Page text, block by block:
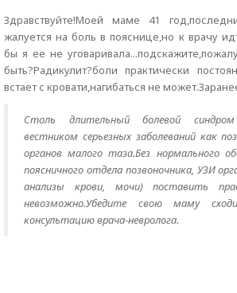
Здравствуйте!Моей маме 41
жалуется на боль в пояснице,но к врачу
бы я ее не
быть?Радикулит?боли практически
встает с кровати,нагибаться не
Столь длительный болевой
вестником серьезных заболеваний как
органов малого таза.Без нормального
поясничного отдела позвоночника, УЗИ
анализы крови, мочи) поставить
невозможно.Убедите свою маму
консультацию врача-невролога.